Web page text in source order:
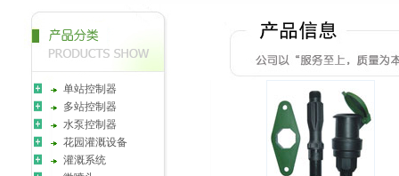
单站控制器
多站控制器
水泵控制器
花园灌溉设备
灌溉系统